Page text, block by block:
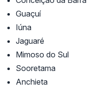
Guaçuí
Iúna
Jaguaré
Mimoso do Sul
Sooretama
Anchieta